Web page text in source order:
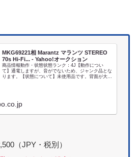
MKG69221相 Marantz マランツ STEREO
70s Hi-Fi... - Yahoo!オークション
商品情報動作・状態状態ランク：4J【動作につい
て】通電しますが、音がでないため、ジャンク品とな
ります。【状態について】未使用品です。背面が大き
（JPY・税別）